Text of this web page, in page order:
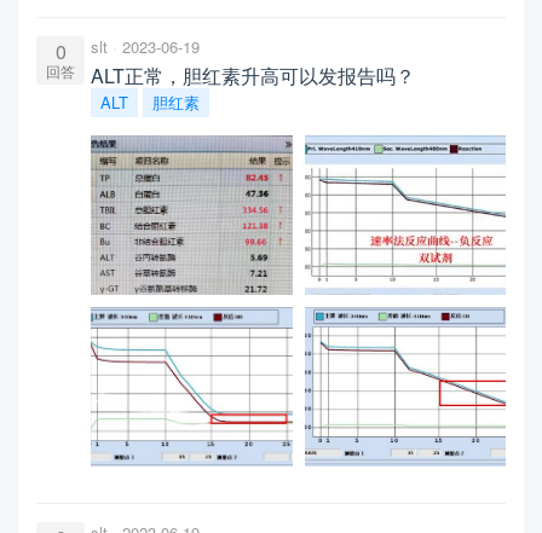
0
回答
slt 2023-06-19
ALT正常，胆红素升高可以发报告吗？
ALT 胆红素